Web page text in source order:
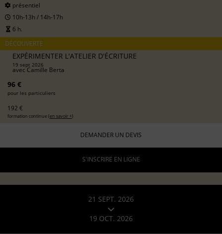
présentiel
10h-13h / 14h-17h
6 h.
DÉCOUVERTE
EXPÉRIMENTER L'ATELIER D'ÉCRITURE
19 sept 2026
avecCamille Berta
96 €
pour les particuliers
192 €
formation continue (en savoir +)
DEMANDER UN DEVIS
S'INSCRIRE EN LIGNE
21 SEPT. 2026
19 OCT. 2026